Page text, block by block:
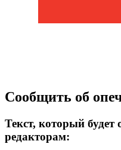
Сообщить об
Текст, который
редакторам: